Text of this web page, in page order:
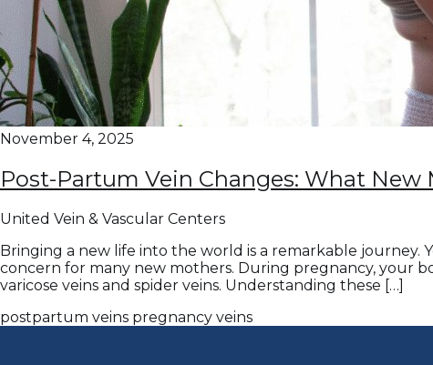
November 4, 2025
Post-Partum Vein Changes: What
United Vein & Vascular Centers
Bringing a new life into the world is a remarkable journey.
concern for many new mothers. During pregnancy, your
varicose veins and spider veins. Understanding these […]
postpartum veins pregnancy veins